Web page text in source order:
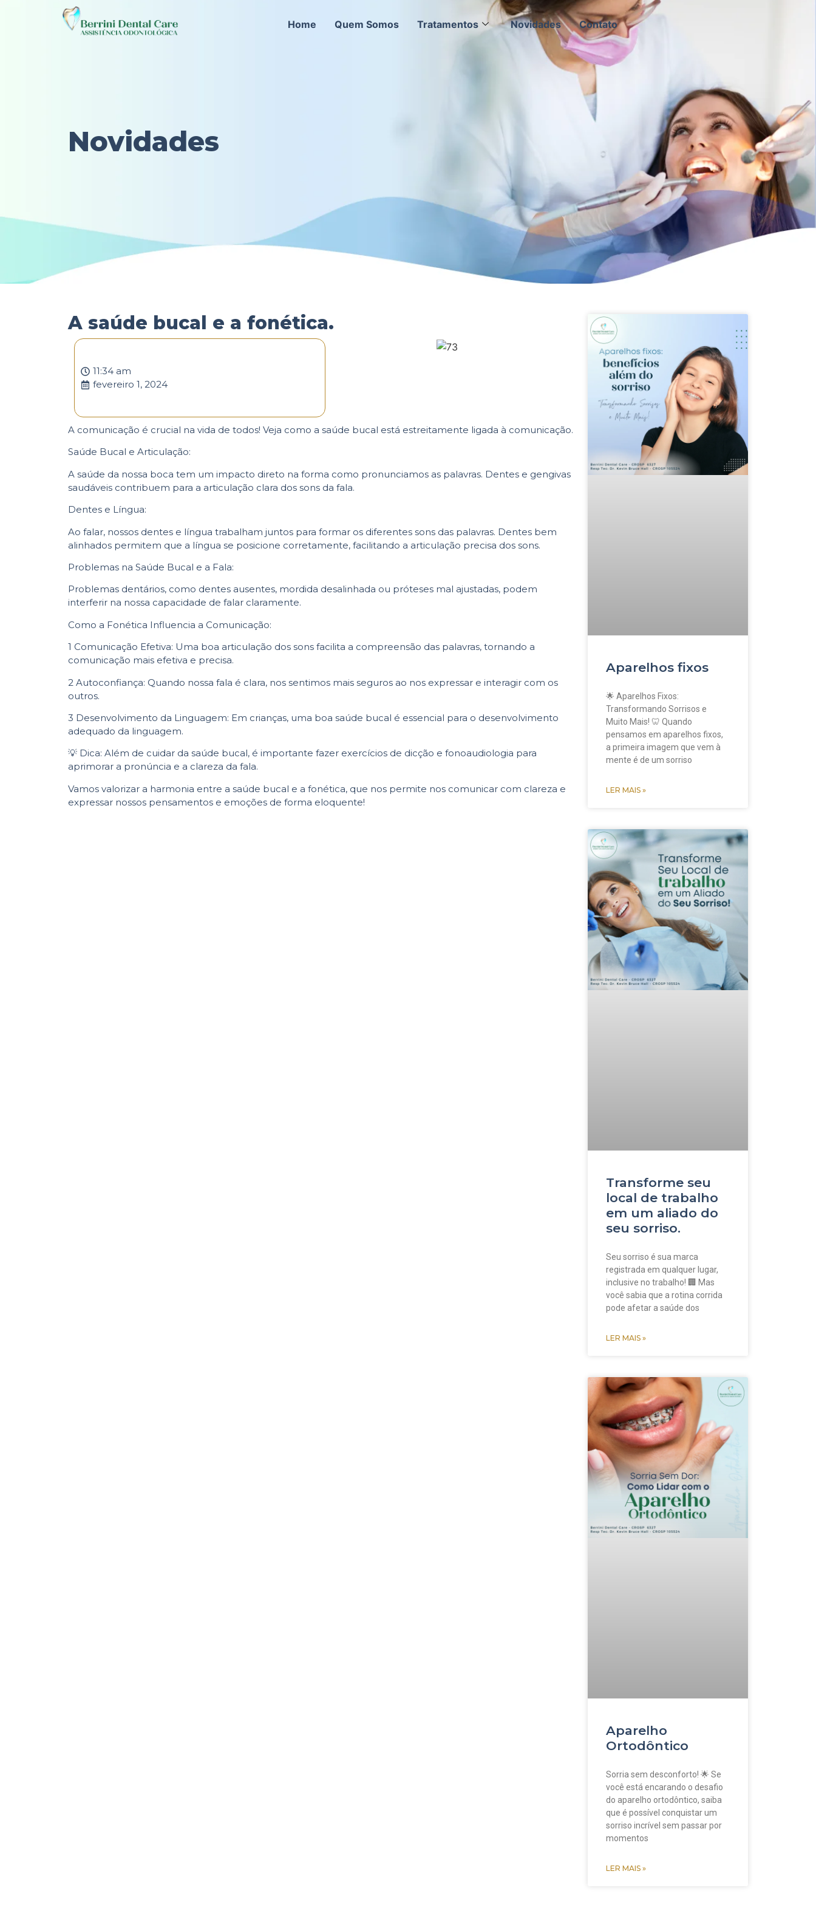
Home Quem Somos Tratamentos Novidades Contato
Novidades
A saúde bucal e a fonética.
11:34 am
fevereiro 1, 2024
A comunicação é crucial na vida de todos! Veja como a saúde bucal está estreitamente ligada à comunicação.
Saúde Bucal e Articulação:
A saúde da nossa boca tem um impacto direto na forma como pronunciamos as palavras. Dentes e gengivas
saudáveis contribuem para a articulação clara dos sons da fala.
Dentes e Língua:
Ao falar, nossos dentes e língua trabalham juntos para formar os diferentes sons das palavras. Dentes bem
alinhados permitem que a língua se posicione corretamente, facilitando a articulação precisa dos sons.
Problemas na Saúde Bucal e a Fala:
Problemas dentários, como dentes ausentes, mordida desalinhada ou próteses mal ajustadas, podem
interferir na nossa capacidade de falar claramente.
Como a Fonética Influencia a Comunicação:
1️ Comunicação Efetiva: Uma boa articulação dos sons facilita a compreensão das palavras, tornando a
comunicação mais efetiva e precisa.
2️ Autoconfiança: Quando nossa fala é clara, nos sentimos mais seguros ao nos expressar e interagir com os
outros.
3️ Desenvolvimento da Linguagem: Em crianças, uma boa saúde bucal é essencial para o desenvolvimento
adequado da linguagem.
💡 Dica: Além de cuidar da saúde bucal, é importante fazer exercícios de dicção e fonoaudiologia para
aprimorar a pronúncia e a clareza da fala.
Vamos valorizar a harmonia entre a saúde bucal e a fonética, que nos permite nos comunicar com clareza e
expressar nossos pensamentos e emoções de forma eloquente!
Aparelhos fixos
🌟 Aparelhos Fixos:
Transformando Sorrisos e
Muito Mais! 🦷 Quando
pensamos em aparelhos fixos,
a primeira imagem que vem à
mente é de um sorriso
LER MAIS »
Transforme seu
local de trabalho
em um aliado do
seu sorriso.
Seu sorriso é sua marca
registrada em qualquer lugar,
inclusive no trabalho! 🏢 Mas
você sabia que a rotina corrida
pode afetar a saúde dos
LER MAIS »
Aparelho
Ortodôntico
Sorria sem desconforto! 🌟 Se
você está encarando o desafio
do aparelho ortodôntico, saiba
que é possível conquistar um
sorriso incrível sem passar por
momentos
LER MAIS »